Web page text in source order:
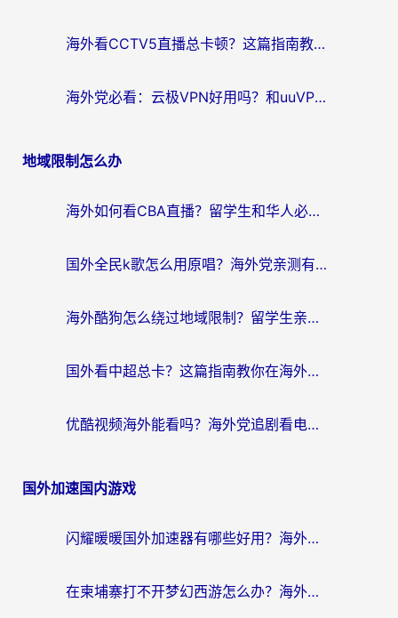
海外看CCTV5直播总卡顿？这篇指南教你选对回国加速器，无缝刷国内资源
海外党必看：云极VPN好用吗？和uuVPN对比哪个回国效果更好？附真实体验+避坑指南
地域限制怎么办
海外如何看CBA直播？留学生和华人必看的无卡顿观赛指南
国外全民k歌怎么用原唱？海外党亲测有效的回国加速解决方案
海外酷狗怎么绕过地域限制？留学生亲测有效的回国加速器选择指南
国外看中超总卡？这篇指南教你在海外流畅看体育赛事+中文解说（附避坑技巧）
优酷视频海外能看吗？海外党追剧看电影的终极解决方案来了
国外加速国内游戏
闪耀暖暖国外加速器有哪些好用？海外党亲测的国服游戏加速终极指南
在柬埔寨打不开梦幻西游怎么办？海外玩家国服游戏加速终极指南